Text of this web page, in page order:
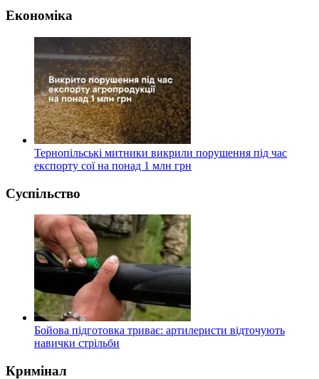
Економіка
Тернопільські митники викрили порушення під час
експорту сої на понад 1 млн грн
Суспільство
Бойова підготовка триває: артилеристи відточують
навички стрільби
Кримінал